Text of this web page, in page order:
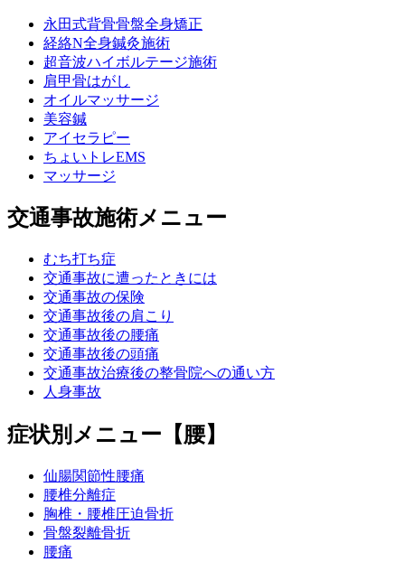
永田式背骨骨盤全身矯正
経絡N全身鍼灸施術
超音波ハイボルテージ施術
肩甲骨はがし
オイルマッサージ
美容鍼
アイセラピー
ちょいトレEMS
マッサージ
交通事故施術メニュー
むち打ち症
交通事故に遭ったときには
交通事故の保険
交通事故後の肩こり
交通事故後の腰痛
交通事故後の頭痛
交通事故治療後の整骨院への通い方
人身事故
症状別メニュー【腰】
仙腸関節性腰痛
腰椎分離症
胸椎・腰椎圧迫骨折
骨盤裂離骨折
腰痛